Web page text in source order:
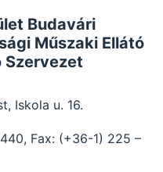
Budavári
Műszaki Ellátó
Szervezet
Iskola u. 16.
Fax: (+36-1) 225 –